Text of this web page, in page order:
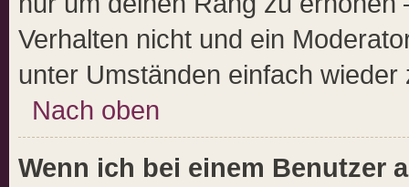
Verhalten nicht und ein
unter Umständen einfach
Nach oben
Wenn ich bei einem Benutzer